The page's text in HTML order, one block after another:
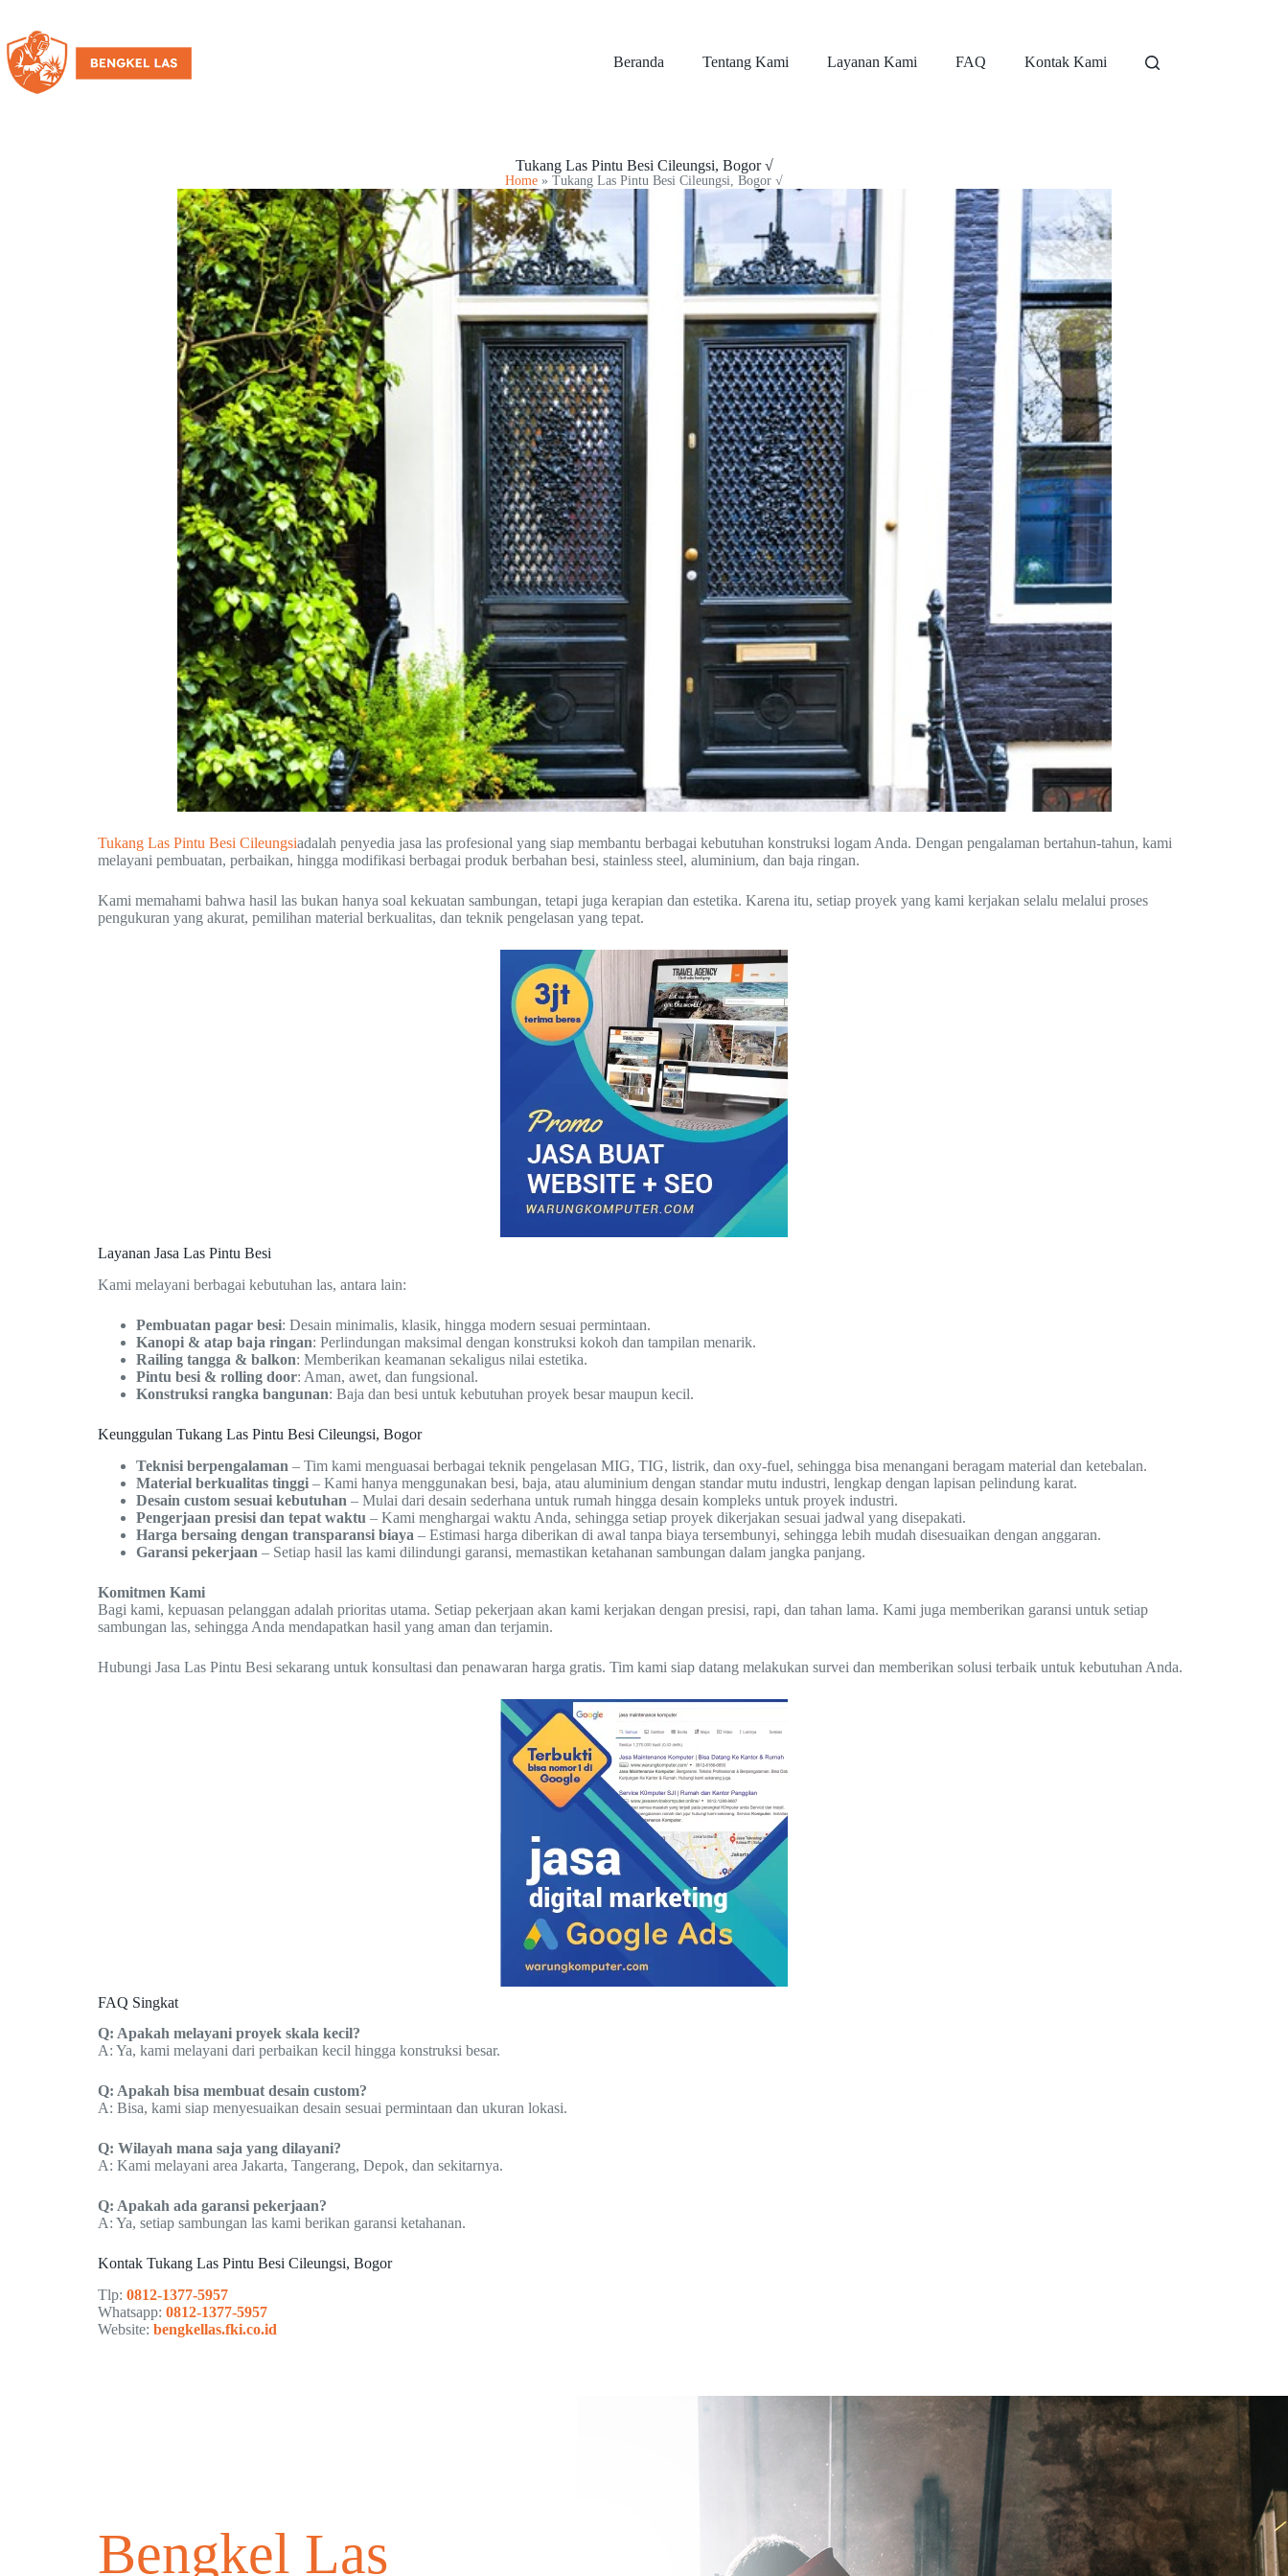
Beranda Tentang Kami Layanan Kami FAQ Kontak Kami
Tukang Las Pintu Besi Cileungsi, Bogor √
Home » Tukang Las Pintu Besi Cileungsi, Bogor √
Tukang Las Pintu Besi Cileungsiadalah penyedia jasa las profesional yang siap membantu berbagai kebutuhan konstruksi logam Anda. Dengan pengalaman bertahun-tahun, kami
melayani pembuatan, perbaikan, hingga modifikasi berbagai produk berbahan besi, stainless steel, aluminium, dan baja ringan.
Kami memahami bahwa hasil las bukan hanya soal kekuatan sambungan, tetapi juga kerapian dan estetika. Karena itu, setiap proyek yang kami kerjakan selalu melalui proses
pengukuran yang akurat, pemilihan material berkualitas, dan teknik pengelasan yang tepat.
Layanan Jasa Las Pintu Besi
Kami melayani berbagai kebutuhan las, antara lain:
Pembuatan pagar besi: Desain minimalis, klasik, hingga modern sesuai permintaan.
Kanopi & atap baja ringan: Perlindungan maksimal dengan konstruksi kokoh dan tampilan menarik.
Railing tangga & balkon: Memberikan keamanan sekaligus nilai estetika.
Pintu besi & rolling door: Aman, awet, dan fungsional.
Konstruksi rangka bangunan: Baja dan besi untuk kebutuhan proyek besar maupun kecil.
Keunggulan Tukang Las Pintu Besi Cileungsi, Bogor
Teknisi berpengalaman – Tim kami menguasai berbagai teknik pengelasan MIG, TIG, listrik, dan oxy-fuel, sehingga bisa menangani beragam material dan ketebalan.
Material berkualitas tinggi – Kami hanya menggunakan besi, baja, atau aluminium dengan standar mutu industri, lengkap dengan lapisan pelindung karat.
Desain custom sesuai kebutuhan – Mulai dari desain sederhana untuk rumah hingga desain kompleks untuk proyek industri.
Pengerjaan presisi dan tepat waktu – Kami menghargai waktu Anda, sehingga setiap proyek dikerjakan sesuai jadwal yang disepakati.
Harga bersaing dengan transparansi biaya – Estimasi harga diberikan di awal tanpa biaya tersembunyi, sehingga lebih mudah disesuaikan dengan anggaran.
Garansi pekerjaan – Setiap hasil las kami dilindungi garansi, memastikan ketahanan sambungan dalam jangka panjang.
Komitmen Kami
Bagi kami, kepuasan pelanggan adalah prioritas utama. Setiap pekerjaan akan kami kerjakan dengan presisi, rapi, dan tahan lama. Kami juga memberikan garansi untuk setiap
sambungan las, sehingga Anda mendapatkan hasil yang aman dan terjamin.
Hubungi Jasa Las Pintu Besi sekarang untuk konsultasi dan penawaran harga gratis. Tim kami siap datang melakukan survei dan memberikan solusi terbaik untuk kebutuhan Anda.
FAQ Singkat
Q: Apakah melayani proyek skala kecil?
A: Ya, kami melayani dari perbaikan kecil hingga konstruksi besar.
Q: Apakah bisa membuat desain custom?
A: Bisa, kami siap menyesuaikan desain sesuai permintaan dan ukuran lokasi.
Q: Wilayah mana saja yang dilayani?
A: Kami melayani area Jakarta, Tangerang, Depok, dan sekitarnya.
Q: Apakah ada garansi pekerjaan?
A: Ya, setiap sambungan las kami berikan garansi ketahanan.
Kontak Tukang Las Pintu Besi Cileungsi, Bogor
Tlp: 0812-1377-5957
Whatsapp: 0812-1377-5957
Website: bengkellas.fki.co.id
Bengkel Las